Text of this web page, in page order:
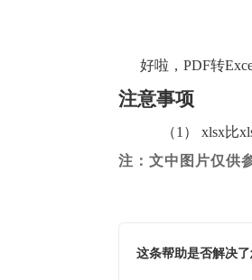
好啦，PDF转
注意事项
（1） xlsx比
注：文中图片仅供
这条帮助是否解决